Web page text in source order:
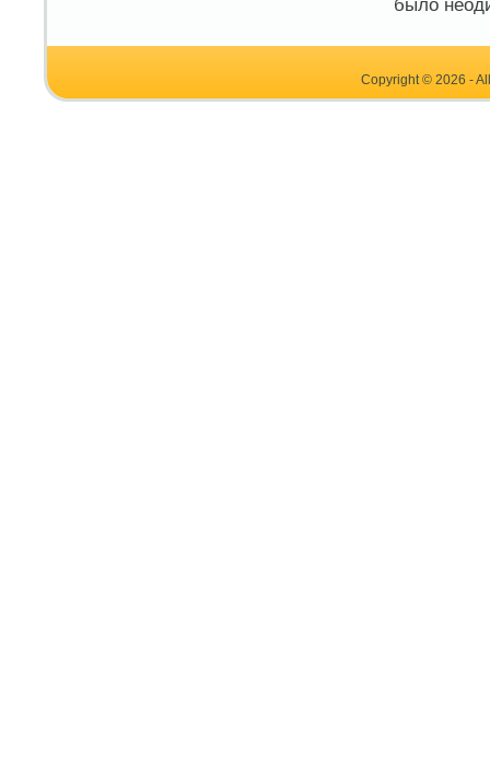
было
Copyright © 2026 -